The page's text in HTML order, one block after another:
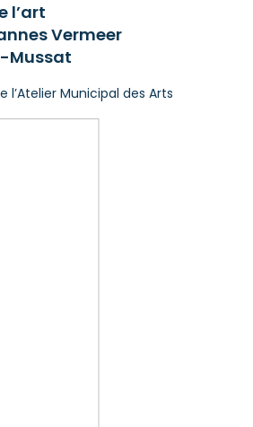
l’art
Vermeer
Mussat
Municipal des Arts